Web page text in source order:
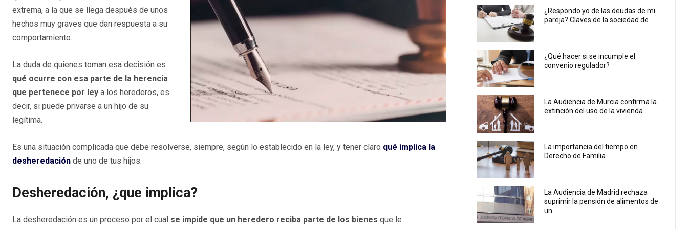
extrema, a la que se llega después de unos
hechos muy graves que dan respuesta a su
comportamiento.
La duda de quienes toman esa decisión es
qué ocurre con esa parte de la herencia
que pertenece por ley a los herederos, es
decir, si puede privarse a un hijo de su
legítima.
Es una situación complicada que debe resolverse, siempre, según lo establecido en la ley, y tener claro qué implica la
desheredación de uno de tus hijos.
Desheredación, ¿que implica?
La desheredación es un proceso por el cual se impide que un heredero reciba parte de los bienes que le
¿Respondo yo de las deudas de mi
pareja? Claves de la sociedad de...
¿Qué hacer si se incumple el
convenio regulador?
La Audiencia de Murcia confirma la
extinción del uso de la vivienda...
La importancia del tiempo en
Derecho de Familia
La Audiencia de Madrid rechaza
suprimir la pensión de alimentos de
un...